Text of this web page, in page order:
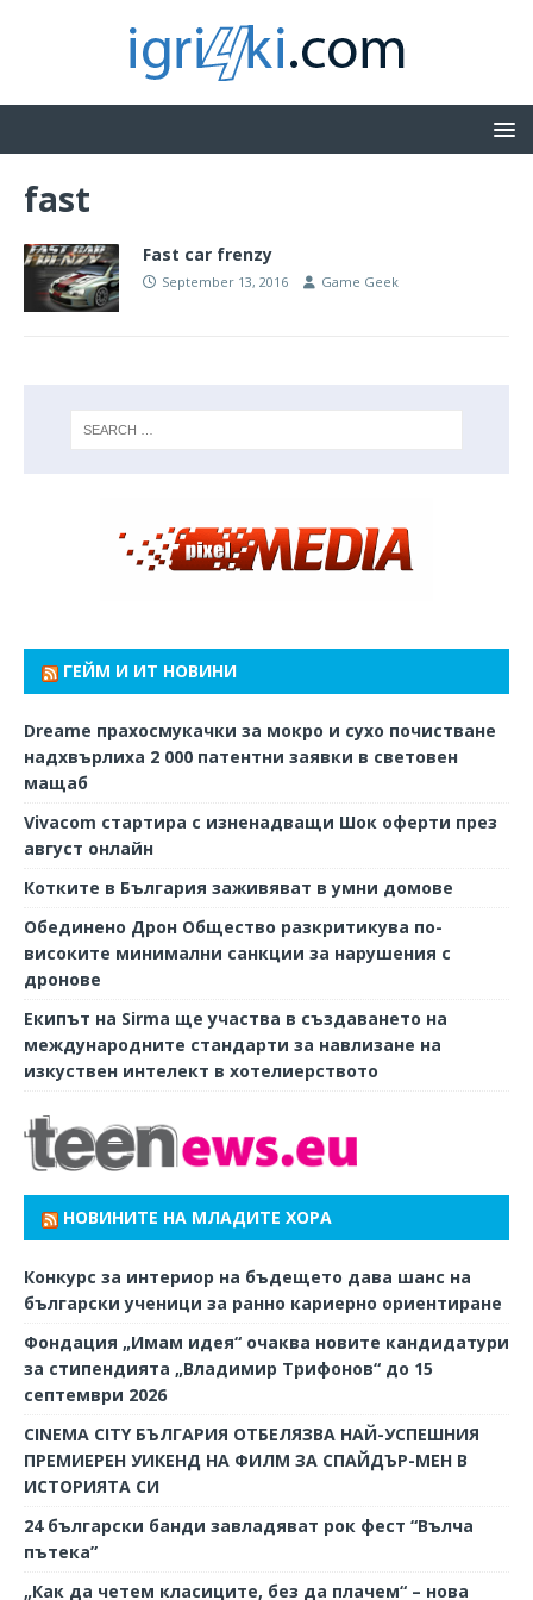
fast
Fast car frenzy
September 13, 2016 Game Geek
ГЕЙМ И ИТ НОВИНИ
Dreame прахосмукачки за мокро и сухо почистване
надхвърлиха 2 000 патентни заявки в световен
мащаб
Vivacom стартира с изненадващи Шок оферти през
август онлайн
Котките в България заживяват в умни домове
Обединено Дрон Общество разкритикува по-
високите минимални санкции за нарушения с
дронове
Екипът на Sirma ще участва в създаването на
международните стандарти за навлизане на
изкуствен интелект в хотелиерството
НОВИНИТЕ НА МЛАДИТЕ ХОРА
Конкурс за интериор на бъдещето дава шанс на
български ученици за ранно кариерно ориентиране
Фондация „Имам идея“ очаква новите кандидатури
за стипендията „Владимир Трифонов“ до 15
септември 2026
CINEMA CITY БЪЛГАРИЯ ОТБЕЛЯЗВА НАЙ-УСПЕШНИЯ
ПРЕМИЕРЕН УИКЕНД НА ФИЛМ ЗА СПАЙДЪР-МЕН В
ИСТОРИЯТА СИ
24 български банди завладяват рок фест “Вълча
пътека”
„Как да четем класиците, без да плачем“ – нова